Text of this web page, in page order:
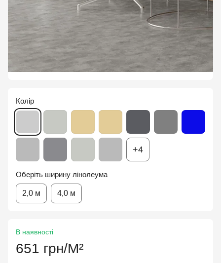
Колір
+4
Оберіть ширину лінолеума
2,0 м 4,0 м
В наявності
651 грн/М²